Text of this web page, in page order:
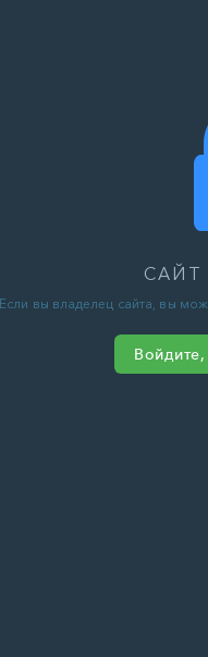
САЙТ
Если вы владелец сайта, вы